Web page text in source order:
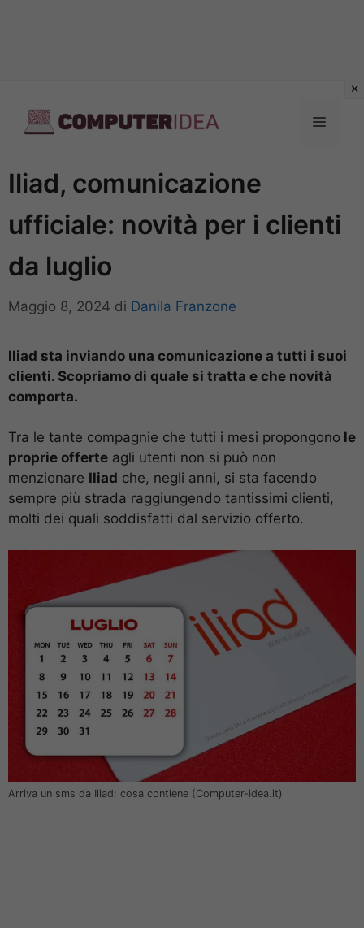
contenuto
Menu
Iliad, comunicazione
ufficiale: novità per i clienti
da luglio
Maggio 8, 2024 di Danila Franzone
Iliad sta inviando una comunicazione a tutti i suoi
clienti. Scopriamo di quale si tratta e che novità
comporta.
Tra le tante compagnie che tutti i mesi propongono le
proprie offerte agli utenti non si può non
menzionare Iliad che, negli anni, si sta facendo
sempre più strada raggiungendo tantissimi clienti,
molti dei quali soddisfatti dal servizio offerto.
Arriva un sms da Iliad: cosa contiene (Computer-idea.it)